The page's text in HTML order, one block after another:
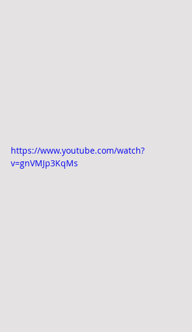
https://www.youtube.com/watch?
v=gnVMJp3KqMs